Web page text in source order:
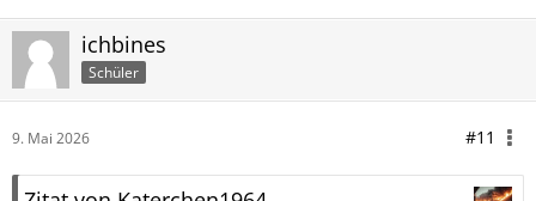
ichbines
Schüler
9. Mai 2026 #11